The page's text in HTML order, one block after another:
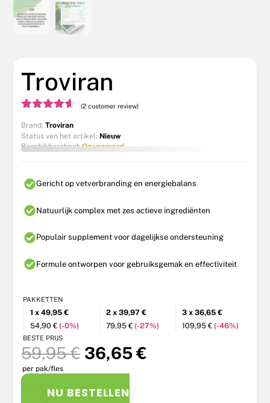
Troviran
rd4.50
uit 5
(2 customer review)
Brand: Troviran
Status van het artikel: Nieuw
Beschikbaarheid: Op voorraad
Gericht op vetverbranding en energiebalans
Natuurlijk complex met zes actieve ingrediënten
Populair supplement voor dagelijkse ondersteuning
Formule ontworpen voor gebruiksgemak en effectiviteit
PAKKETTEN
1 x 49,95 €
54,90 €(-0%)
2 x 39,97 €
79,95 €(-27%)
3 x 36,65 €
109,95 € (-46%)
BESTE PRIJS
NU BESTELLEN
59,95€ Oorspronkelijke
prijs
was:
59,95 €.
36,65€
per pak/fles